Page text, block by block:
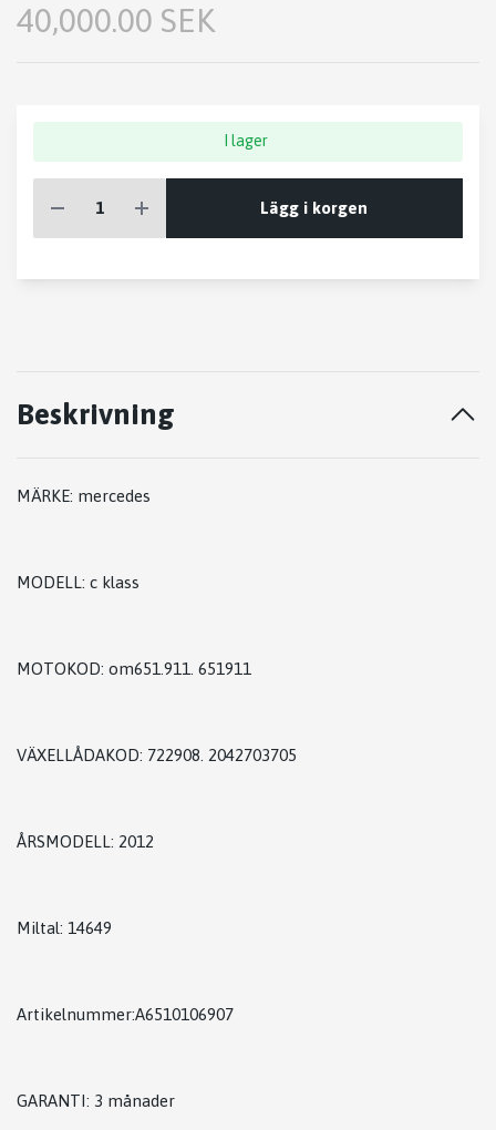
40,000.00 SEK
I lager
Lägg i korgen
Beskrivning
MÄRKE: mercedes
MODELL: c klass
MOTOKOD: om651.911. 651911
VÄXELLÅDAKOD: 722908. 2042703705
ÅRSMODELL: 2012
Miltal: 14649
Artikelnummer:A6510106907
GARANTI: 3 månader